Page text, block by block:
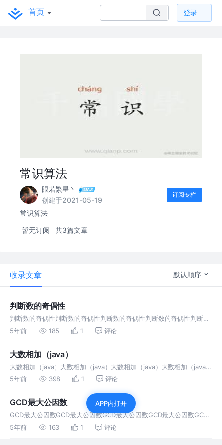
首页 登录
常识算法
眼若繁星丶
创建于2021-05-19
订阅专栏
常识算法
暂无订阅 共3篇文章
收录文章 默认顺序
判断数的奇偶性
判断数的奇偶性判断数的奇偶性判断数的奇偶性判断数的奇偶性判断数
的奇偶性判断数的奇偶性判断数的奇偶性判断数的奇偶性判断数的奇偶
5年前 185 1 评论
大数相加（java）
大数相加（java）大数相加（java）大数相加（java）大数相加（java）
大数相加（java）大数相加（java）大数相加（java）大数相加（java）
5年前 398 1 评论
GCD最大公因数
GCD最大公因数GCD最大公因数GCD最大公因数GCD最大公因数GCD
最大公因数GCD最大公因数GCD最大公因数GCD最大公因数GCD最大
5年前 163 1 评论
APP内打开